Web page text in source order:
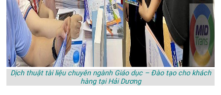
Dịch thuật tài liệu chuyên ngành Giáo dục – Đào tạo cho khách
hàng tại Hải Dương